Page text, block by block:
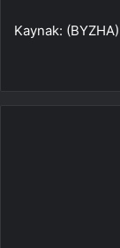
Kaynak: